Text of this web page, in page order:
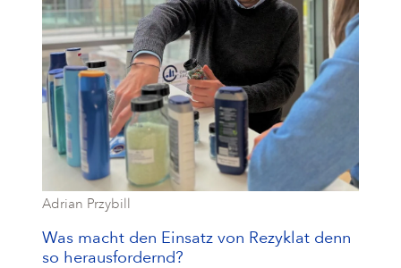
Was macht den Einsatz von Rezyklat denn
so herausfordernd?
Adrian Przybill